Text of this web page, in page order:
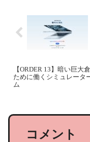
【ORDER 13】暗い巨大
ために働くシミュレータ
ム
コメント